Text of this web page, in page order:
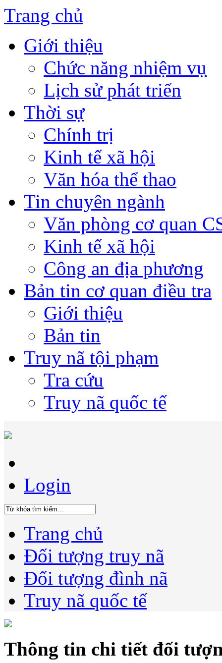
Trang chủ
Giới thiệu
Chức năng nhiệm vụ
Lịch sử phát triển
Thời sự
Chính trị
Kinh tế xã hội
Văn hóa thể thao
Tin chuyên ngành
Văn phòng cơ quan
Kinh tế xã hội
Công an địa phương
Bản tin cơ quan điều tra
Giới thiệu
Bản tin
Truy nã tội phạm
Tra cứu
Truy nã quốc tế
Login
Trang chủ
Đối tượng truy nã
Đối tượng đình nã
Truy nã quốc tế
Thông tin chi tiết đối